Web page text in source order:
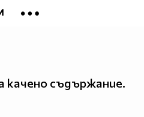
съдържание.